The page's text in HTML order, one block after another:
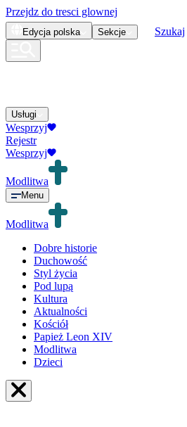
Przejdz do tresci glownej
Edycja polska Sekcje Szukaj
Usługi
Wesprzyj
Rejestr
Wesprzyj
Modlitwa
Menu
Modlitwa
Dobre historie
Duchowość
Styl życia
Pod lupą
Kultura
Aktualności
Kościół
Papież Leon XIV
Modlitwa
Dzieci